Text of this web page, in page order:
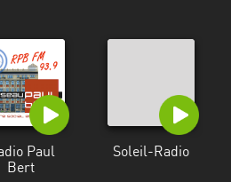
Paul
Bert
Soleil-Radio